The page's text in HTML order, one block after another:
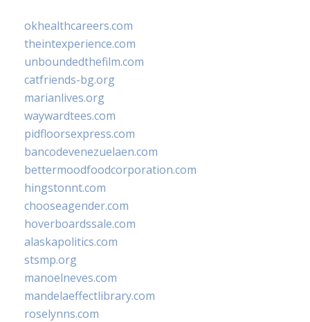
okhealthcareers.com
theintexperience.com
unboundedthefilm.com
catfriends-bg.org
marianlives.org
waywardtees.com
pidfloorsexpress.com
bancodevenezuelaen.com
bettermoodfoodcorporation.com
hingstonnt.com
chooseagender.com
hoverboardssale.com
alaskapolitics.com
stsmp.org
manoelneves.com
mandelaeffectlibrary.com
roselynns.com